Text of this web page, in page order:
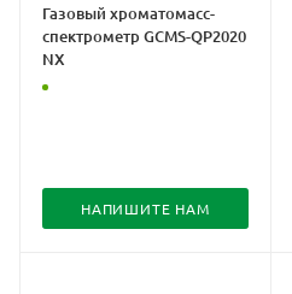
Газовый хроматомасс-
спектрометр GCMS-QP2020
NX
НАПИШИТЕ НАМ